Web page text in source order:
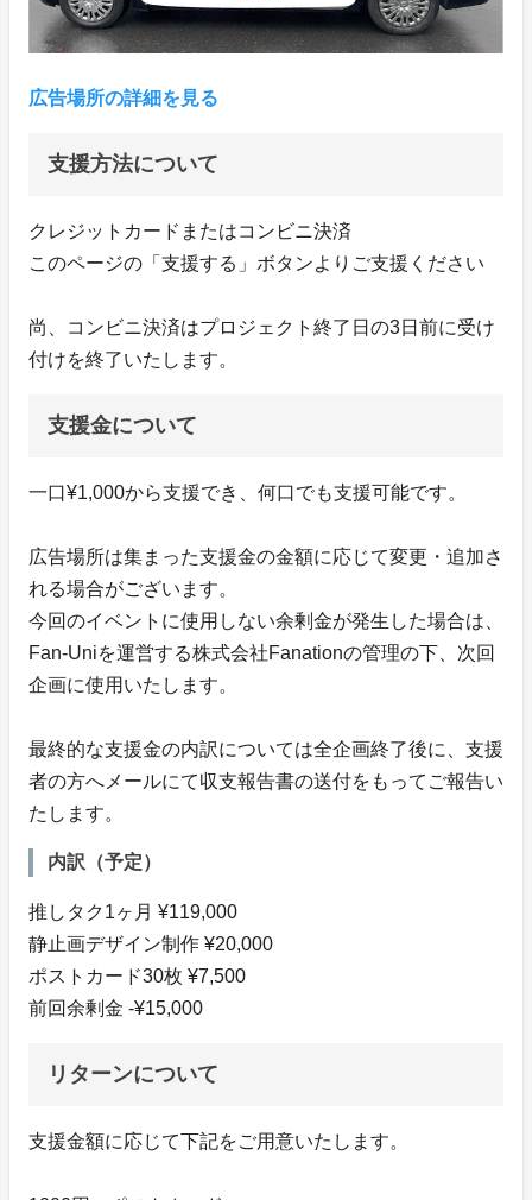
広告場所の詳細を見る
支援方法について
クレジットカードまたはコンビニ決済
このページの「支援する」ボタンよりご支援ください
尚、コンビニ決済はプロジェクト終了日の3日前に受け
付けを終了いたします。
支援金について
一口¥1,000から支援でき、何口でも支援可能です。
広告場所は集まった支援金の金額に応じて変更・追加さ
れる場合がございます。
今回のイベントに使用しない余剰金が発生した場合は、
Fan-Uniを運営する株式会社Fanationの管理の下、次回
企画に使用いたします。
最終的な支援金の内訳については全企画終了後に、支援
者の方へメールにて収支報告書の送付をもってご報告い
たします。
内訳（予定）
推しタク1ヶ月 ¥119,000
静止画デザイン制作 ¥20,000
ポストカード30枚 ¥7,500
前回余剰金 -¥15,000
リターンについて
支援金額に応じて下記をご用意いたします。